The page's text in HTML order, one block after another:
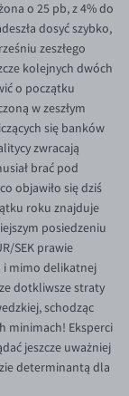
o 25 pb, z 4% do
dosyć szybko,
zeszłego
kolejnych dwóch
o początku
w zeszłym
się banków
zwracają
brać pod
objawiło się dziś
roku znajduje
posiedzeniu
SEK prawie
i mimo delikatnej
dotkliwsze straty
schodząc
minimach! Eksperci
jeszcze uważniej
determinantą dla